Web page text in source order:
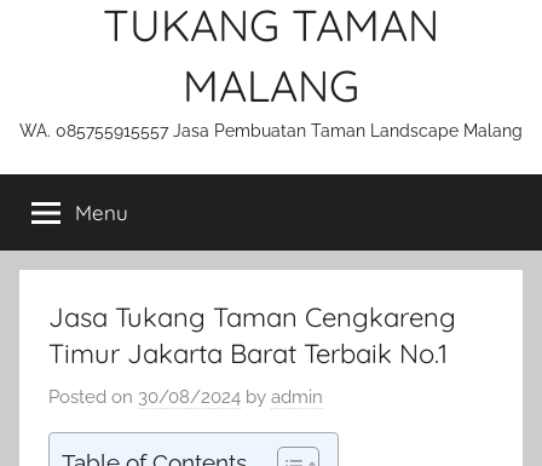
TUKANG TAMAN
MALANG
WA. 085755915557 Jasa Pembuatan Taman Landscape Malang
Menu
Jasa Tukang Taman Cengkareng
Timur Jakarta Barat Terbaik No.1
Posted on 30/08/2024 by admin